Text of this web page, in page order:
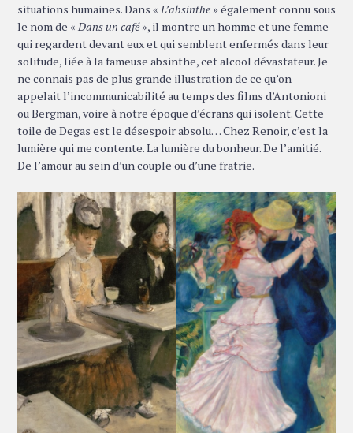
situations humaines. Dans « L’absinthe» également connu sous
le nom de « Dans un café», il montre un homme et une femme
qui regardent devant eux et qui semblent enfermés dans leur
solitude, liée à la fameuse absinthe, cet alcool dévastateur. Je
ne connais pas de plus grande illustration de ce qu’on
appelait l’incommunicabilité au temps des films d’Antonioni
ou Bergman, voire à notre époque d’écrans qui isolent. Cette
toile de Degas est le désespoir absolu… Chez Renoir, c’est la
lumière qui me contente. La lumière du bonheur. De l’amitié.
De l’amour au sein d’un couple ou d’une fratrie.